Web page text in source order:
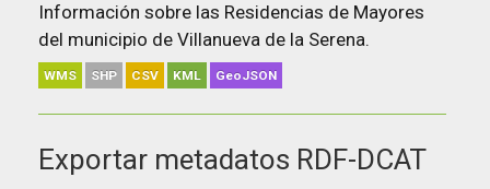
Información sobre las Residencias de Mayores
del municipio de Villanueva de la Serena.
WMS SHP CSV KML GeoJSON
Exportar metadatos RDF-DCAT